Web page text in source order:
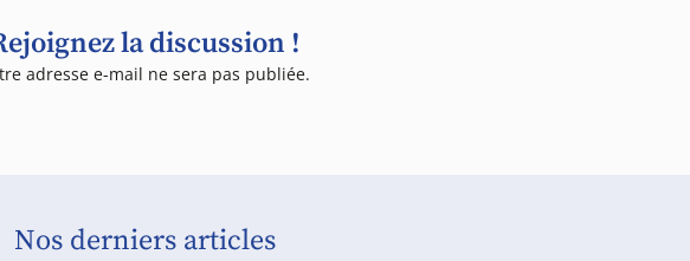
la discussion !
adresse e-mail ne sera pas publiée.
Nos derniers articles